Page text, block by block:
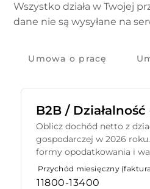
Wszystko działa w Twojej
dane nie są wysyłane na
Umowa o pracę
B2B /
Oblicz dochód netto z
gospodarczej w 2026
formy opodatkowania i
Przychód miesięczny